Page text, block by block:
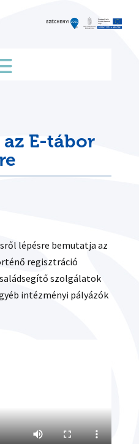
E-tábor
lépésre bemutatja az
regisztráció
szolgálatok
intézményi pályázók